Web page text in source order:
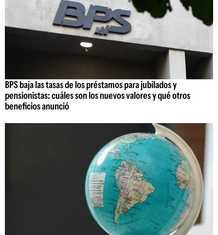
BPS baja las tasas de los préstamos para jubilados y
pensionistas: cuáles son los nuevos valores y qué otros
beneficios anunció